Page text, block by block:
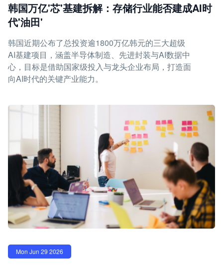
韩国万亿'芯'基建拆解：存储行业能否建成AI时
代'油田'
韩国近期公布了总投资逾1800万亿韩元的三大超级
AI基建项目，涵盖半导体制造、先进封装与AI数据中
心，目标是借助国家级投入与龙头企业布局，打造面
向AI时代的关键产业能力。
Mon Jun 29 2026